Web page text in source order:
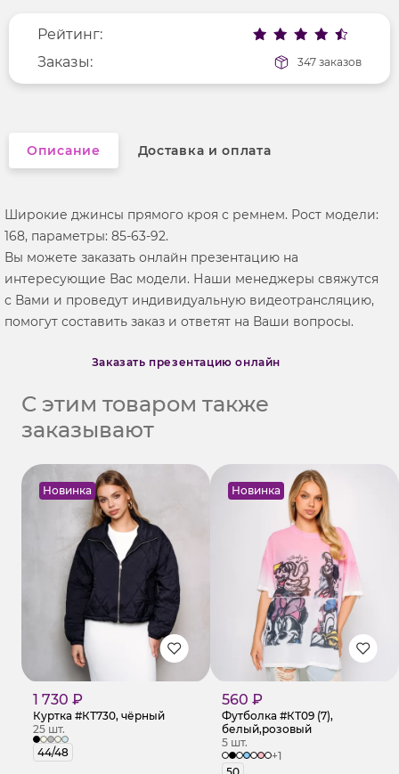
Фактура материала
Рейтинг:
Заказы:
347 заказов
Описание Доставка и оплата
Широкие джинсы прямого кроя с ремнем. Рост модели:
168, параметры: 85-63-92.
Вы можете заказать онлайн презентацию на
интересующие Вас модели. Наши менеджеры свяжутся
с Вами и проведут индивидуальную видеотрансляцию,
помогут составить заказ и ответят на Ваши вопросы.
Заказать презентацию онлайн
С этим товаром также
заказывают
Новинка
1 730 ₽
Куртка #КТ730, чёрный
25 шт.
44/48
Новинка
560 ₽
Футболка #КТ09 (7),
белый,розовый
5 шт.
+1